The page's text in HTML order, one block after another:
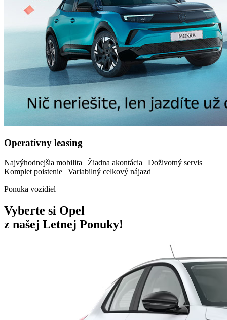
Operatívny leasing
Najvýhodnejšia mobilita | Žiadna akontácia | Doživotný servis |
Komplet poistenie | Variabilný celkový nájazd
Ponuka vozidiel
Vyberte si Opel
z našej Letnej Ponuky!